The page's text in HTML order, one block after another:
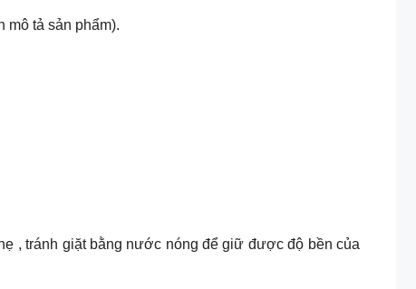
mô tả sản phẩm).
, tránh giặt bằng nước nóng để giữ được độ bền của